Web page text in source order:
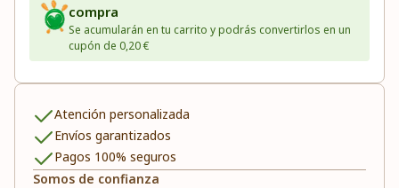
compra
Se acumularán en tu carrito y podrás convertirlos en un
cupón de 0,20 €
Atención personalizada
Envíos garantizados
Pagos 100% seguros
Somos de confianza